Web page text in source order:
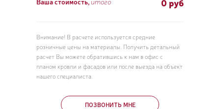
Внимание! В расчете используется средние
розничные цены на материалы. Получить детальный
расчет Вы можете обратившись к нам в офис с
планом кровли и фасадов или после выезда на объект
нашего специалиста.
ПОЗВОНИТЬ МНЕ